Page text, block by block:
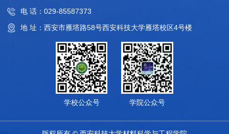
电 话：029-85587373
地 址：西安市雁塔路58号西安科技大学雁塔校区4号楼
学校公众号 学院公众号